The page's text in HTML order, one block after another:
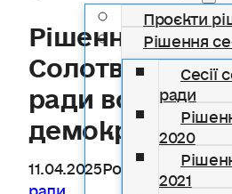
Проєкти
Рішення
Сесії
ради
2020
2021
Рішення 41
ради восьмого
11.04.2025Розділ Рішення
ради